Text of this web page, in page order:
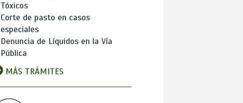
Tóxicos
Corte de pasto en casos
especiales
Denuncia de Líquidos en la Vía
Pública
MÁS TRÁMITES